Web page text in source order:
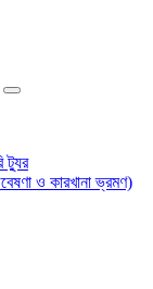
ট্যুর
ও কারখানা ভ্রমণ)